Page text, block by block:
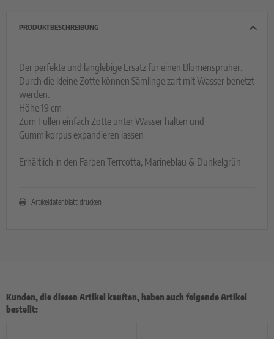
PRODUKTBESCHREIBUNG
Der perfekte und langlebige Ersatz für einen Blümensprüher.
Durch die kleine Zotte können Sämlinge zart mit Wasser benetzt
werden.
Höhe 19 cm
Zum Füllen einfach Zotte unter Wasser halten und
Gummikorpus expandieren lassen
Erhältlich in den Farben Terrcotta, Marineblau & Dunkelgrün
Artikeldatenblatt drucken
Kunden, die diesen Artikel kauften, haben auch folgende Artikel
bestellt: